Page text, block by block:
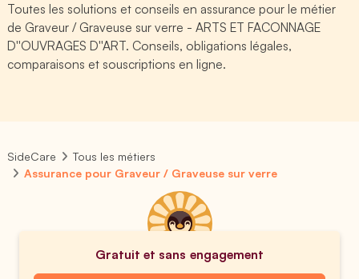
Toutes les solutions et conseils en assurance pour le métier
de Graveur / Graveuse sur verre - ARTS ET FACONNAGE
D''OUVRAGES D''ART. Conseils, obligations légales,
comparaisons et souscriptions en ligne.
SideCare
Tous les métiers
Assurance pour Graveur / Graveuse sur verre
Gratuit et sans engagement